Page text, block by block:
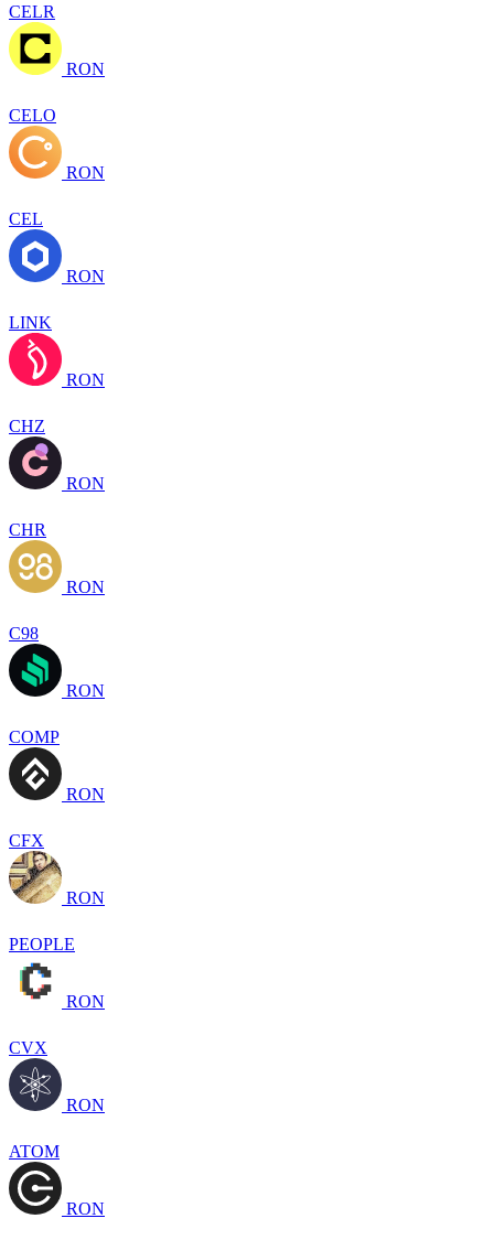
CELR
RON
CELO
RON
CEL
RON
LINK
RON
CHZ
RON
CHR
RON
C98
RON
COMP
RON
CFX
RON
PEOPLE
RON
CVX
RON
ATOM
RON